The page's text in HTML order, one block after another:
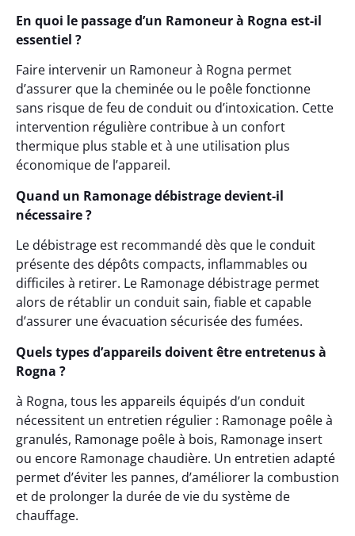
En quoi le passage d’un Ramoneur à Rogna est-il
essentiel ?
Faire intervenir un Ramoneur à Rogna permet
d’assurer que la cheminée ou le poêle fonctionne
sans risque de feu de conduit ou d’intoxication. Cette
intervention régulière contribue à un confort
thermique plus stable et à une utilisation plus
économique de l’appareil.
Quand un Ramonage débistrage devient-il
nécessaire ?
Le débistrage est recommandé dès que le conduit
présente des dépôts compacts, inflammables ou
difficiles à retirer. Le Ramonage débistrage permet
alors de rétablir un conduit sain, fiable et capable
d’assurer une évacuation sécurisée des fumées.
Quels types d’appareils doivent être entretenus à
Rogna ?
à Rogna, tous les appareils équipés d’un conduit
nécessitent un entretien régulier : Ramonage poêle à
granulés, Ramonage poêle à bois, Ramonage insert
ou encore Ramonage chaudière. Un entretien adapté
permet d’éviter les pannes, d’améliorer la combustion
et de prolonger la durée de vie du système de
chauffage.